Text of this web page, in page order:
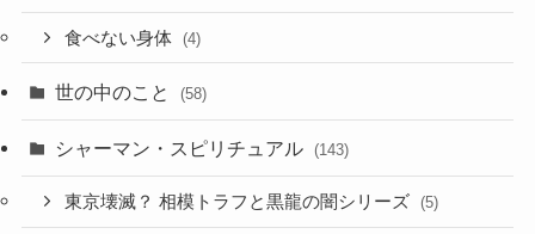
食べない身体 (4)
世の中のこと (58)
シャーマン・スピリチュアル (143)
東京壊滅？ 相模トラフと黒龍の闇シリーズ (5)